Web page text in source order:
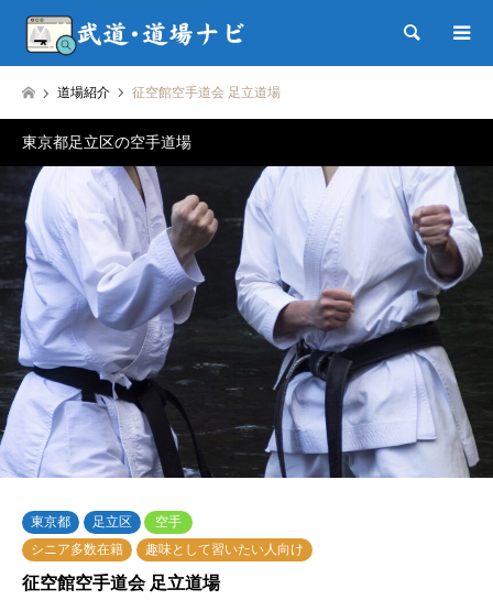
検索
道場紹介 征空館空手道会 足立道場
東京都足立区の空手道場
東京都 足立区
空手
シニア多数在籍
趣味として習いたい人向け
征空館空手道会 足立道場